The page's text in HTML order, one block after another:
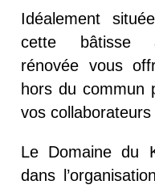
Idéalement
cette bâtisse
rénovée vous
hors du commun
vos
Le Domaine du
dans